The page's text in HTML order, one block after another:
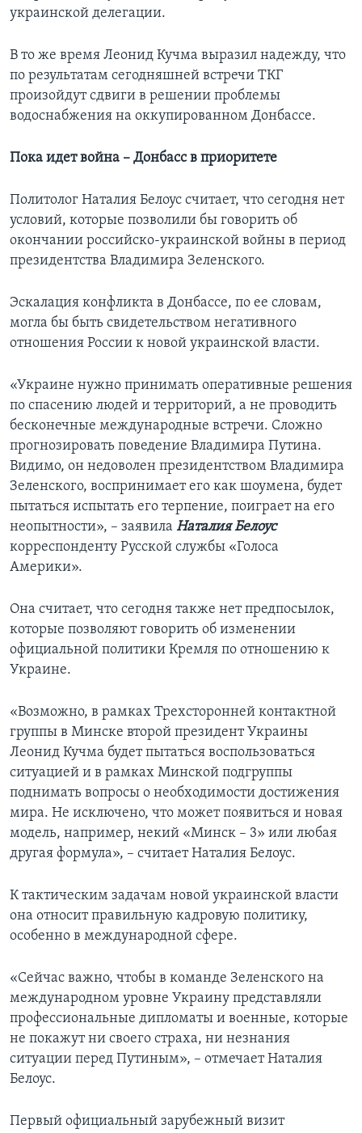
украинской делегации.
В то же время Леонид Кучма выразил надежду, что
по результатам сегодняшней встречи ТКГ
произойдут сдвиги в решении проблемы
водоснабжения на оккупированном Донбассе.
Пока идет война – Донбасс в приоритете
Политолог Наталия Белоус считает, что сегодня нет
условий, которые позволили бы говорить об
окончании российско-украинской войны в период
президентства Владимира Зеленского.
Эскалация конфликта в Донбассе, по ее словам,
могла бы быть свидетельством негативного
отношения России к новой украинской власти.
«Украине нужно принимать оперативные решения
по спасению людей и территорий, а не проводить
бесконечные международные встречи. Сложно
прогнозировать поведение Владимира Путина.
Видимо, он недоволен президентством Владимира
Зеленского, воспринимает его как шоумена, будет
пытаться испытать его терпение, поиграет на его
неопытности», – заявила Наталия Белоус
корреспонденту Русской службы «Голоса
Америки».
Она считает, что сегодня также нет предпосылок,
которые позволяют говорить об изменении
официальной политики Кремля по отношению к
Украине.
«Возможно, в рамках Трехсторонней контактной
группы в Минске второй президент Украины
Леонид Кучма будет пытаться воспользоваться
ситуацией и в рамках Минской подгруппы
поднимать вопросы о необходимости достижения
мира. Не исключено, что может появиться и новая
модель, например, некий «Минск – 3» или любая
другая формула», – считает Наталия Белоус.
К тактическим задачам новой украинской власти
она относит правильную кадровую политику,
особенно в международной сфере.
«Сейчас важно, чтобы в команде Зеленского на
международном уровне Украину представляли
профессиональные дипломаты и военные, которые
не покажут ни своего страха, ни незнания
ситуации перед Путиным», – отмечает Наталия
Белоус.
Первый официальный зарубежный визит